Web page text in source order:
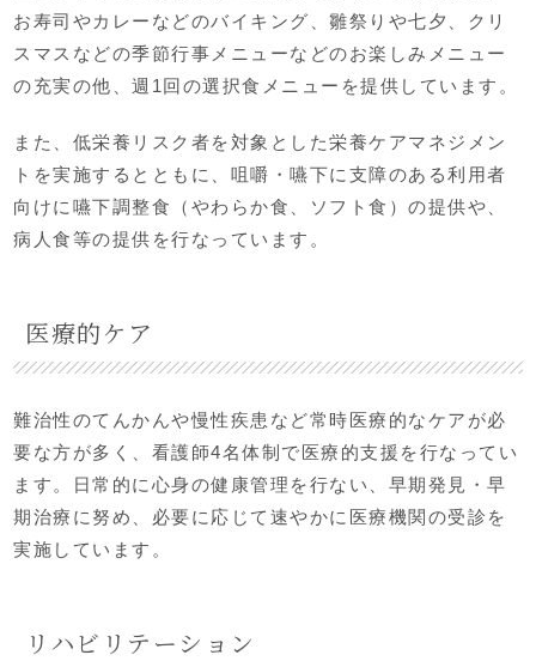
お寿司やカレーなどのバイキング、雛祭りや七夕、クリ
スマスなどの季節行事メニューなどのお楽しみメニュー
の充実の他、週1回の選択食メニューを提供しています。
また、低栄養リスク者を対象とした栄養ケアマネジメン
トを実施するとともに、咀嚼・嚥下に支障のある利用者
向けに嚥下調整食（やわらか食、ソフト食）の提供や、
病人食等の提供を行なっています。
医療的ケア
難治性のてんかんや慢性疾患など常時医療的なケアが必
要な方が多く、看護師4名体制で医療的支援を行なってい
ます。日常的に心身の健康管理を行ない、早期発見・早
期治療に努め、必要に応じて速やかに医療機関の受診を
実施しています。
リハビリテーション